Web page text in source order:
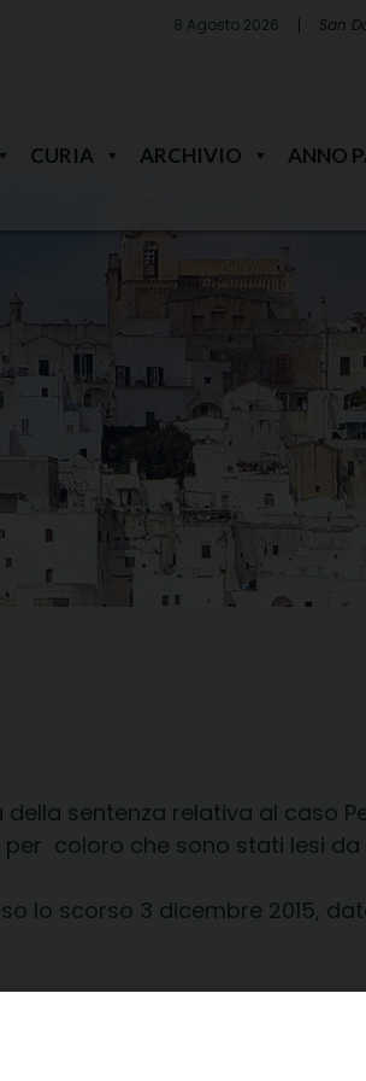
8 Agosto 2026 San
CURIA ARCHIVIO
ANNO
sentenza relativa al caso
coloro che sono stati lesi
lo scorso 3 dicembre 2015,